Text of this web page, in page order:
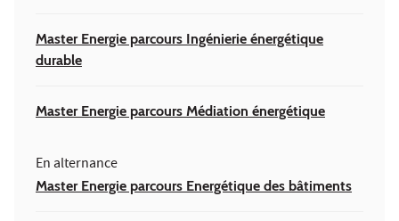
Master Energie parcours Ingénierie énergétique
durable
Master Energie parcours Médiation énergétique
En alternance
Master Energie parcours Energétique des bâtiments